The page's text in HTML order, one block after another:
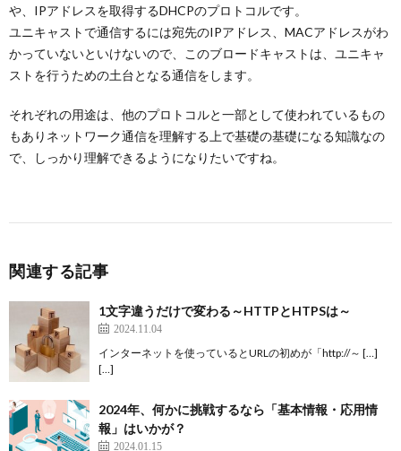
や、IPアドレスを取得するDHCPのプロトコルです。
ユニキャストで通信するには宛先のIPアドレス、MACアドレスがわ
かっていないといけないので、このブロードキャストは、ユニキャ
ストを行うための土台となる通信をします。
それぞれの用途は、他のプロトコルと一部として使われているもの
もありネットワーク通信を理解する上で基礎の基礎になる知識なの
で、しっかり理解できるようになりたいですね。
関連する記事
1文字違うだけで変わる～HTTPとHTPSは～
2024.11.04
インターネットを使っているとURLの初めが「http://～ […]
[…]
2024年、何かに挑戦するなら「基本情報・応用情
報」はいかが？
2024.01.15